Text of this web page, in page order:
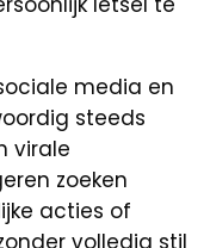
media en
steeds
virale
zoeken
acties of
volledig stil